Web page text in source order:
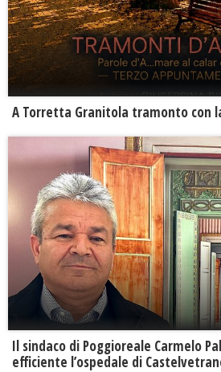
​A Torretta Granitola tramonto con
Il sindaco di Poggioreale Carmelo
efficiente l’ospedale di